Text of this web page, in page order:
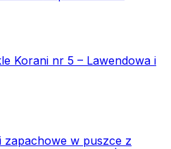
Korani nr 5 – Lawendowa i
zapachowe w puszce z